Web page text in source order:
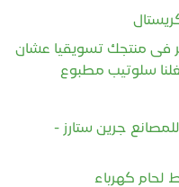
فى منتجك تسويقيا عشان
سلوتيب مطبوع
جرين ستارز -
لحام كهرباء